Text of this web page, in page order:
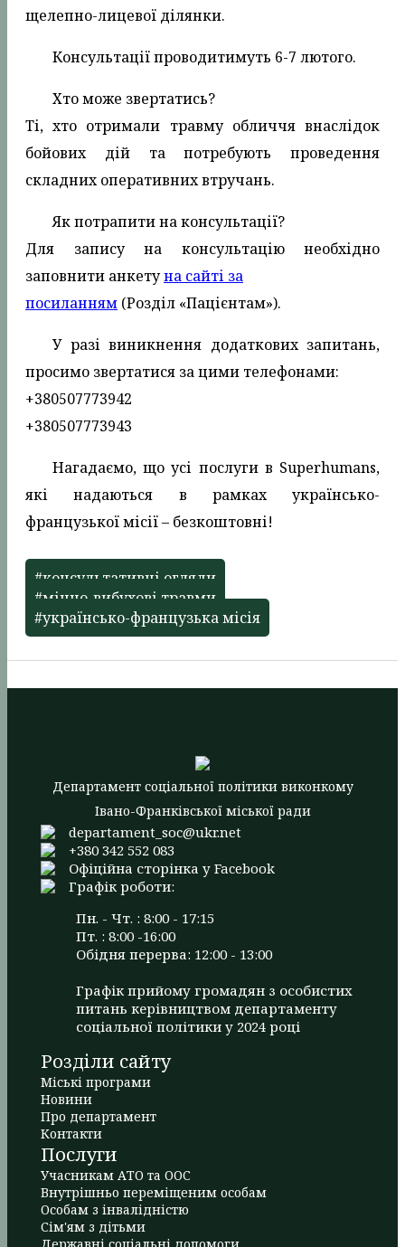
щелепно-лицевої ділянки.
Консультації проводитимуть 6-7 лютого.
Хто може звертатись?
Ті, хто отримали травму обличчя внаслідок
бойових дій та потребують проведення
складних оперативних втручань.
Як потрапити на консультації?
Для запису на консультацію необхідно
заповнити анкетуна сайті за
посиланням (Розділ «Пацієнтам»).
У разі виникнення додаткових запитань,
просимо звертатися за цими телефонами:
+380507773942
+380507773943
Нагадаємо, що усі послуги в Superhumans,
які надаються в рамках українсько-
французької місії – безкоштовні!
#консультативні огляди
#мінно-вибухові травми
#українсько-французька місія
Департамент соціальної політики виконкому
Івано-Франківської міської ради
departament_soc@ukr.net
+380 342 552 083
Офіційна сторінка у Facebook
Графік роботи:
Пн. - Чт. : 8:00 - 17:15
Пт. : 8:00 -16:00
Обідня перерва: 12:00 - 13:00
Графік прийому громадян з особистих
питань керівництвом департаменту
соціальної політики у 2024 році
Розділи сайту
Міські програми
Новини
Про департамент
Контакти
Послуги
Учасникам АТО та ООС
Внутрішньо переміщеним особам
Особам з інвалідністю
Сім'ям з дітьми